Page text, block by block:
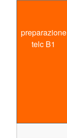
preparazione
telc B1